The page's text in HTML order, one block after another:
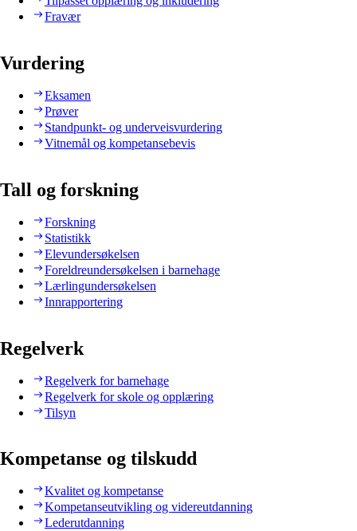
Fravær
Vurdering
Eksamen
Prøver
Standpunkt- og underveisvurdering
Vitnemål og kompetansebevis
Tall og forskning
Forskning
Statistikk
Elevundersøkelsen
Foreldreundersøkelsen i barnehage
Lærlingundersøkelsen
Innrapportering
Regelverk
Regelverk for barnehage
Regelverk for skole og opplæring
Tilsyn
Kompetanse og tilskudd
Kvalitet og kompetanse
Kompetanseutvikling og videreutdanning
Lederutdanning